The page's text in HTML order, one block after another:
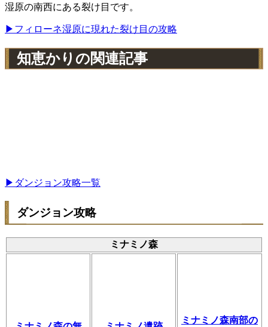
湿原の南西にある裂け目です。
▶フィローネ湿原に現れた裂け目の攻略
知恵かりの関連記事
▶ダンジョン攻略一覧
ダンジョン攻略
ミナミノ森
ミナミノ森南部の